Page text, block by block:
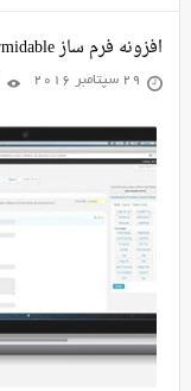
افزونه فرم ساز Formidable نسخه ۲٫۰۲٫۰۶ برای وردپرس
29 سپتامبر 2016